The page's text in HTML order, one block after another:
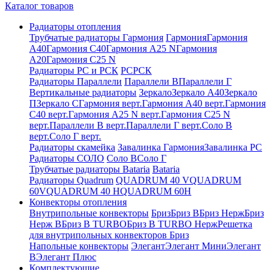
Каталог товаров
Радиаторы отопления
Трубчатые радиаторы Гармония ГармонияГармония
А40Гармония С40Гармония А25 NГармония
А20Гармония С25 N
Радиаторы РС и РСК РСРСК
Радиаторы Параллели Параллели ВПараллели Г
Вертикальные радиаторы ЗеркалоЗеркало А40Зеркало
ПЗеркало СГармония верт.Гармония А40 верт.Гармония
С40 верт.Гармония А25 N верт.Гармония С25 N
верт.Параллели В верт.Параллели Г верт.Соло В
верт.Соло Г верт.
Радиаторы скамейка Завалинка ГармонияЗавалинка РС
Радиаторы СОЛО Соло ВСоло Г
Трубчатые радиаторы Bataria Bataria
Радиаторы Quadrum QUADRUM 40 VQUADRUM
60VQUADRUM 40 HQUADRUM 60H
Конвекторы отопления
Внутрипольные конвекторы БризБриз ВБриз НержБриз
Нерж ВБриз В TURBOБриз В TURBO НержРешетка
для внутрипольных конвекторов Бриз
Напольные конвекторы ЭлегантЭлегант МиниЭлегант
ВЭлегант Плюс
Комплектующие